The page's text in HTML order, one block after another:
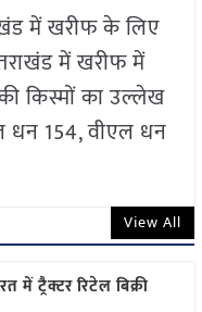
में खरीफ के लिए
में खरीफ में
किस्मों का उल्लेख
धन 154, वीएल धन
View All
में ट्रैक्टर रिटेल बिक्री